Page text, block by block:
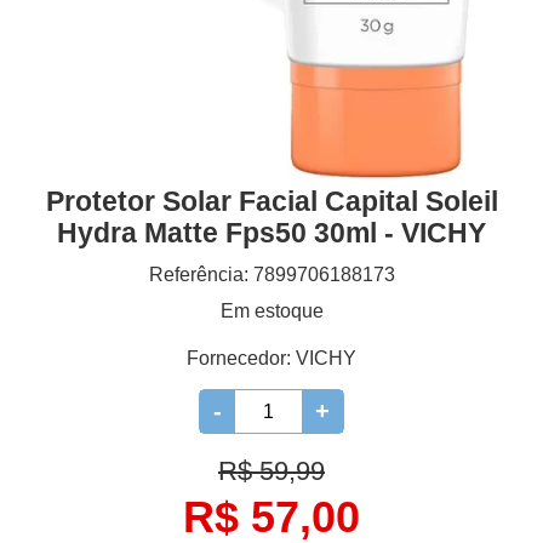
Protetor Solar Facial Capital Soleil
Hydra Matte Fps50 30ml - VICHY
Referência: 7899706188173
Em estoque
Fornecedor: VICHY
- +
R$ 59,99
R$ 57,00